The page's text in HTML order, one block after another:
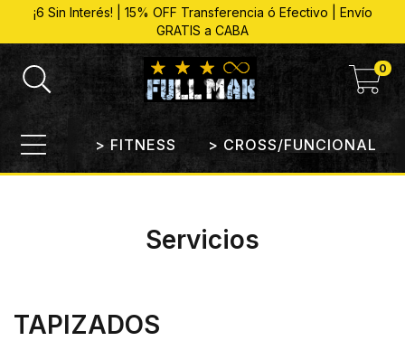
¡6 Sin Interés! | 15% OFF Transferencia ó Efectivo | Envío
GRATIS a CABA
0
> FITNESS > CROSS/FUNCIONAL
Servicios
TAPIZADOS